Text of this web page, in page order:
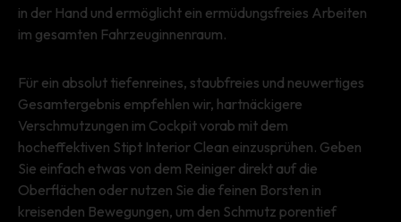
in der Hand und ermöglicht ein ermüdungsfreies Arbeiten
im gesamten Fahrzeuginnenraum.
Für ein absolut tiefenreines, staubfreies und neuwertiges
Gesamtergebnis empfehlen wir, hartnäckigere
Verschmutzungen im Cockpit vorab mit dem
hocheffektiven Stipt Interior Clean einzusprühen. Geben
Sie einfach etwas von dem Reiniger direkt auf die
Oberflächen oder nutzen Sie die feinen Borsten in
kreisenden Bewegungen, um den Schmutz porentief